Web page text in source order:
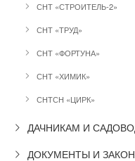
СНТ «СТРОИТЕЛЬ-2»
СНТ «ТРУД»
СНТ «ФОРТУНА»
СНТ «ХИМИК»
СНТСН «ЦИРК»
ДАЧНИКАМ И
ДОКУМЕНТЫ И